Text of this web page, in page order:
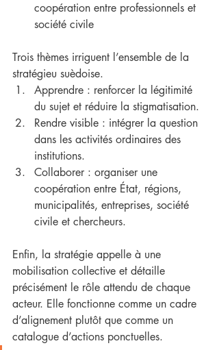
coopération entre professionnels et
société civile
Trois thèmes irriguent l’ensemble de la
stratégieu suèdoise.
Apprendre : renforcer la légitimité
du sujet et réduire la stigmatisation.
Rendre visible : intégrer la question
dans les activités ordinaires des
institutions.
Collaborer : organiser une
coopération entre État, régions,
municipalités, entreprises, société
civile et chercheurs.
Enfin, la stratégie appelle à une
mobilisation collective et détaille
précisément le rôle attendu de chaque
acteur. Elle fonctionne comme un cadre
d’alignement plutôt que comme un
catalogue d’actions ponctuelles.